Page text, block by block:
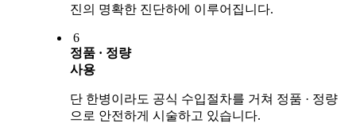
진의 명확한 진단하에 이루어집니다.
6
정품 · 정량
사용
단 한병이라도 공식 수입절차를 거쳐 정품 · 정량
으로 안전하게 시술하고 있습니다.